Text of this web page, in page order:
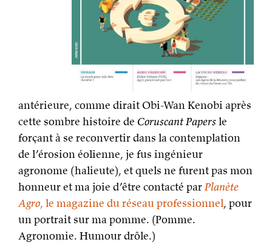
antérieure, comme dirait Obi-Wan Kenobi après
cette sombre histoire de Coruscant Papersle
forçant à se reconvertir dans la contemplation
de l’érosion éolienne, je fus ingénieur
agronome (halieute), et quels ne furent pas mon
honneur et ma joie d’être contacté parPlanète
Agro, le magazine du réseau professionnel, pour
un portrait sur ma pomme. (Pomme.
Agronomie. Humour drôle.)